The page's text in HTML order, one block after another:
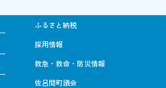
ふるさと納税
採用情報
救急・救命・防災情報
佐呂間町議会